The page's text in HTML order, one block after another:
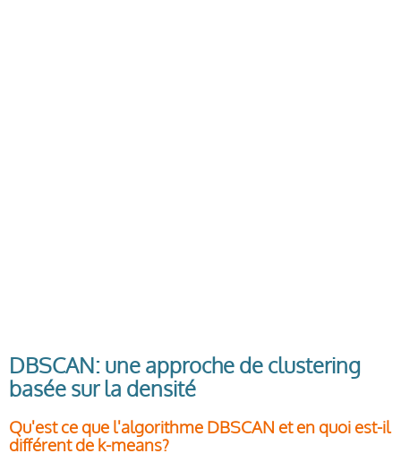
DBSCAN: une approche de clustering
basée sur la densité
Qu'est ce que l'algorithme DBSCAN et en quoi est-il
différent de k-means?